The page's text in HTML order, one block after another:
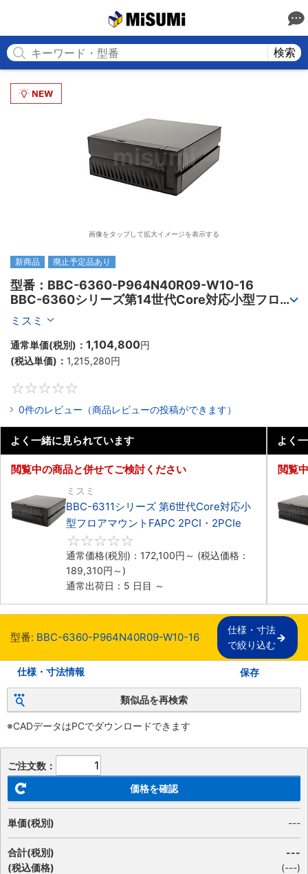
検索
画像をタップして拡大イメージを表示する
新商品 廃止予定品あり
型番：BBC-6360-P964N40R09-W10-16
BBC-6360シリーズ第14世代Core対応小型フロア
マウント2PCIe
ミスミ
通常単価(税別)： 1,104,800円
(税込単価)： 1,215,280円
0件のレビュー（商品レビューの投稿ができます）
よく一緒に見られています
閲覧中の商品と併せてご検討ください
ミスミ
BBC-6311シリーズ 第6世代Core対応小
型フロアマウントFAPC 2PCI・2PCIe
通常価格(税別)： 172,100円 ～ (税込価格：
189,310円 ～)
通常出荷日：5 日目 ～
よく
閲覧
型番: BBC-6360-P964N40R09-W10-16
仕様・寸法
で絞り込む
仕様・寸法情報 保存
類似品を再検索
※CADデータはPCでダウンロードできます
ご注文数：
価格を確認
単価(税別) ---
合計(税別)
(税込価格)
---
(---)